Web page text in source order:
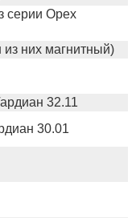
серии Орех
из них магнитный)
32.11
30.01